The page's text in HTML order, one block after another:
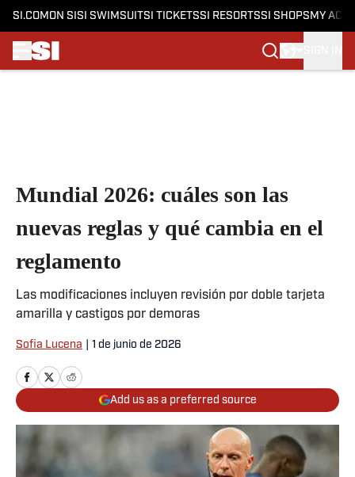
SI.COM ON SI SI SWIMSUITSI TICKETSSI RESORTSSI SHOPS MY
Mundial 2026: cuáles son las
nuevas reglas y qué cambia en el
reglamento
Las modificaciones incluyen revisión por doble tarjeta
amarilla y castigos por demoras
Sofia Lucena 1 de junio de 2026
Add us as a preferred source